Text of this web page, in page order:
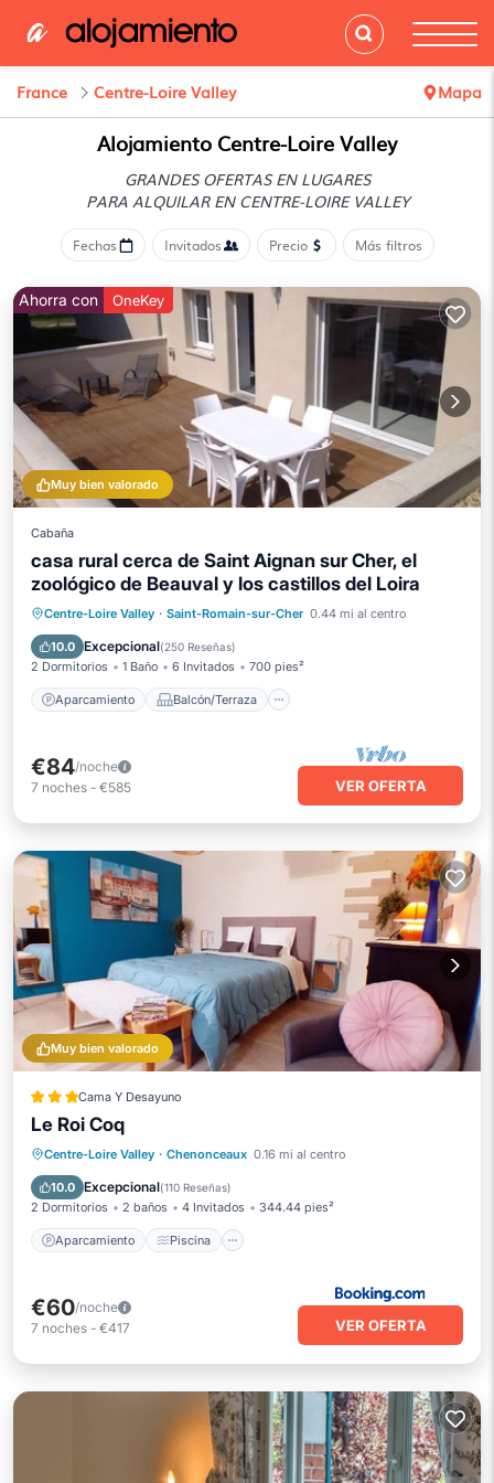
France Centre-Loire Valley Mapa
Alojamiento Centre-Loire Valley
GRANDES OFERTAS EN LUGARES
PARA ALQUILAR EN CENTRE-LOIRE VALLEY
Fechas Invitados Precio Más filtros
Muy bien valorado
Ahorra con OneKey
Cabaña
casa rural cerca de Saint Aignan sur Cher, el
zoológico de Beauval y los castillos del Loira
Centre-Loire Valley · Saint-Romain-sur-Cher 0.44 mi al centro
10.0 Excepcional(250 Reseñas)
2 Dormitorios 1 Baño 6 Invitados 700 pies²
Aparcamiento Balcón/Terraza
Aparcamiento
Balcón/Terraza
Cocina
Internet
€84/noche
7 noches - €585 VER OFERTA
Muy bien valorado
Cama Y Desayuno
Le Roi Coq
Centre-Loire Valley · Chenonceaux 0.16 mi al centro
10.0 Excepcional(110 Reseñas)
2 Dormitorios 2 baños 4 Invitados 344.44 pies²
Aparcamiento Piscina
Aparcamiento
Piscina
Balcón/Terraza
€60/noche
7 noches - €417 VER OFERTA